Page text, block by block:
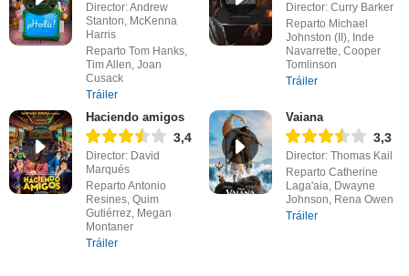
Director: Andrew
Stanton, McKenna
Harris
Reparto Tom Hanks,
Tim Allen, Joan
Cusack
Tráiler
Director: Curry Barker
Reparto Michael
Johnston (II), Inde
Navarrette, Cooper
Tomlinson
Tráiler
Haciendo amigos
3,4
Director: David
Marqués
Reparto Antonio
Resines, Quim
Gutiérrez, Megan
Montaner
Tráiler
Vaiana
3,3
Director: Thomas Kail
Reparto Catherine
Laga'aia, Dwayne
Johnson, Rena Owen
Tráiler